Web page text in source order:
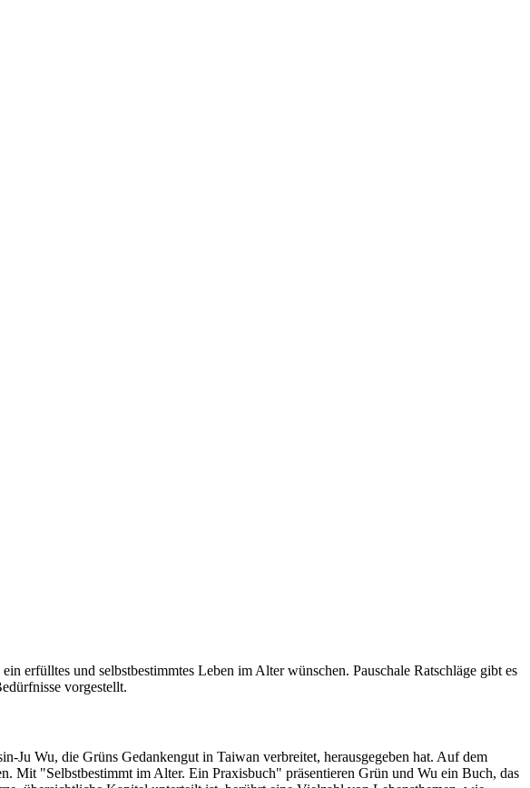
erfülltes und selbstbestimmtes Leben im Alter wünschen. Pauschale Ratschläge gibt es
vorgestellt.
Ju Wu, die Grüns Gedankengut in Taiwan verbreitet, herausgegeben hat. Auf dem
Mit "Selbstbestimmt im Alter. Ein Praxisbuch" präsentieren Grün und Wu ein Buch, das